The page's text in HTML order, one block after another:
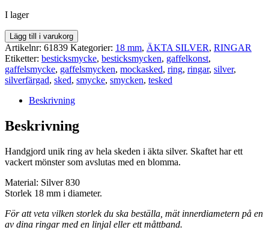
I lager
RING
61839
mängd
Lägg till i varukorg
Artikelnr: 61839 Kategorier: 18 mm, ÄKTA SILVER, RINGAR
Etiketter: besticksmycke, besticksmycken, gaffelkonst,
gaffelsmycke, gaffelsmycken, mockasked, ring, ringar, silver,
silverfärgad, sked, smycke, smycken, tesked
Beskrivning
Beskrivning
Handgjord unik ring av hela skeden i äkta silver. Skaftet har ett
vackert mönster som avslutas med en blomma.
Material: Silver 830
Storlek 18 mm i diameter.
För att veta vilken storlek du ska beställa, mät innerdiametern på en
av dina ringar med en linjal eller ett måttband.